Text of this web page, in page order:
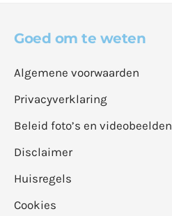
Goed om te weten
Algemene voorwaarden
Privacyverklaring
Beleid foto’s en videobeelden
Disclaimer
Huisregels
Cookies